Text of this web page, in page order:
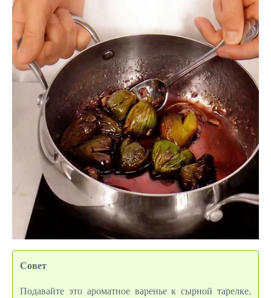
Совет
Подавайте это ароматное варенье к сырной тарелке,